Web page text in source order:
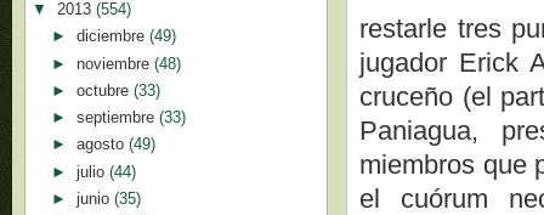
restarle tres
jugador Erick
cruceño (el
Paniagua,
miembros que
el cuórum
▼ 2013 (554)
► diciembre (49)
► noviembre (48)
► octubre (33)
► septiembre (33)
► agosto (49)
► julio (44)
► junio (35)